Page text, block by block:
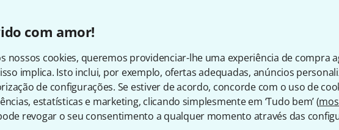
com amor!
nossos cookies, queremos providenciar-lhe uma experiência de compra
implica. Isto inclui, por exemplo, ofertas adequadas, anúncios
de configurações. Se estiver de acordo, concorde com o uso de
estatísticas e marketing, clicando simplesmente em ‘Tudo bem’ (
revogar o seu consentimento a qualquer momento através das
Hal Leonard The Great Harmonica Songbook
1
45 Songs
Arranged for diatonic harmonica
With lyrics and chords